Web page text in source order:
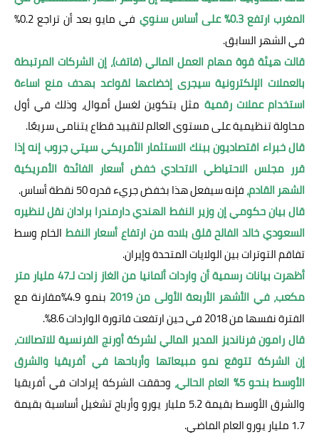
المغرب ارتفع 0.3% على أساس سنوي
في مايو بعد أن تراجع 0.2%
في الشهر السابق.
قالت هيئة قوة مهام العمل المالي (فاتف)، إن الشركات المرتبطة
بالعملات الإلكترونية سيجرى إخضاعها لقواعد بهدف منع اساءة
استخدام عملات رقمية مثل بتكوين لغسل أموال، وذلك في أول
محاولة تنظيمية على مستوى العالم لتقييد قطاع يتنامى سريعًا.
قال خبراء اقتصاديون ببنك الاستثمار الأمريكي سيتي جروب إنه إذا
قرر مجلس الاحتياطي الاتحادي خفض أسعار الفائدة الأمريكية
الشهر القادم،فإنه سيفعل هذا بخفض جريء قدره 50 نقطة أساس.
قال بيان حكومي إن وزير النفط الهندي دارمندرا برادان نقل لنظيره
السعودي خالد الفالح قلق بلاده من ارتفاع أسعار النفط الخام وسط
تفاقم التوترات بين الولايات المتحدة وإيران.
أظهرت بيانات رسمية أن واردات ألمانيا من الغاز زادت لـ47 مليار متر
مكعب، في الأشهر الأربعة الأولى من 2019
بنمو 4.9%مقارنة مع
الفترة نفسها من 2018 في حين ارتفعت فاتورة الواردات 8.6%.
قال رامون فرنانديز المدير المالي لشركة أورنج الفرنسية للاتصالات،
إن الشركة تتوقع نمو مبيعاتها وأرباحها في أفريقيا والشرق
الأوسط بنحو 5% العام الحالي،
وحققت الشركة إيرادات في أفريقيا
والشرق الأوسط بقيمة 5.2 مليار يورو وأرباح تشغيل أساسية بقيمة
1.7 مليار يورو العام الماضي.